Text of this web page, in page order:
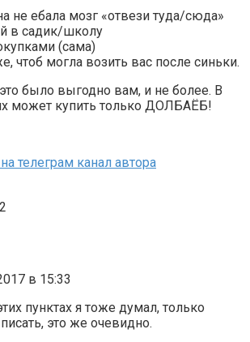
не ебала мозг «отвези туда/сюда»
в садик/школу
(сама)
чтоб могла возить вас после синьки.
было выгодно вам, и не более. В
может купить только ДОЛБАЁБ!
телеграм канал автора
в 15:33
пунктах я тоже думал, только
это же очевидно.